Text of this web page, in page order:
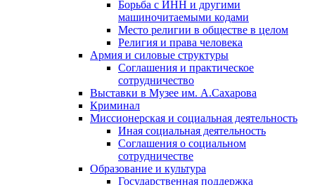
Борьба с ИНН и другими
машиночитаемыми кодами
Место религии в обществе в целом
Религия и права человека
Армия и силовые структуры
Соглашения и практическое
сотрудничество
Выставки в Музее им. А.Сахарова
Криминал
Миссионерская и социальная деятельность
Иная социальная деятельность
Соглашения о социальном
сотрудничестве
Образование и культура
Государственная поддержка